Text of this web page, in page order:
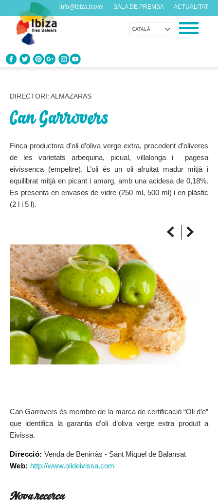
CATALÀ
info@ibiza.travel SALA DE PREMSA ACTUALITAT
GAUDEIX EIVISSA
Propostes per a tots els gustos
AGENDA
Cada dia alguna cosa nova
ORGANITZA EL TEU VIATGE
Dades pràctiques abans de visitar-nos
DIRECTORI: ALMAZARAS
Can Garrovers
Finca productora d’oli d’oliva verge extra, procedent d’oliveres
de les varietats arbequina, picual, villalonga i pagesa
eivissenca (empeltre). L’oli és un oli afruitat madur mitjà i
equilibrat mitjà en picant i amarg, amb una acidesa de 0,18%.
Es presenta en envasos de vidre (250 ml, 500 ml) i en plàstic
(2 l i 5 l).
Can Garrovers és membre de la marca de certificació “Oli d’e”
que identifica la garantia d’oli d’oliva verge extra produït a
Eivissa.
Direcció: Venda de Benirràs - Sant Miquel de Balansat
Web: http://www.olideivissa.com
Nova recerca